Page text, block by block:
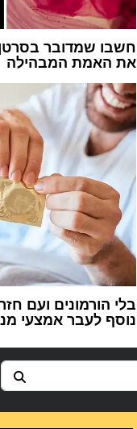
חשבו שמדובר בסרטן
את האמת המבהילה
בלי הורמונים ועם
נוסף לעבר אמצעי